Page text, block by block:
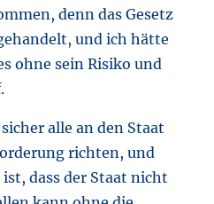
denn das Gesetz
und ich hätte
ohne sein Risiko und
alle an den Staat
richten, und
dass der Staat nicht